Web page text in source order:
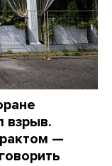
взрыв.
—